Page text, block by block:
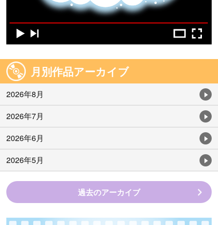
月別作品アーカイブ
2026年8月
2026年7月
2026年6月
2026年5月
過去のアーカイブ